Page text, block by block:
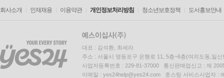
회사소개 인재채용 이용약관 개인정보처리방침 청소년보호정책 도서홍보안내
대표 : 김석환, 최세라
주소 : 서울시 영등포구 은행로 11, 5층~6층(여의도동,일신
사업자등록번호 : 229-81-37000 통신판매업신고 : 제
이메일 : yes24help@yes24.com 호스팅 서비스사업자 :